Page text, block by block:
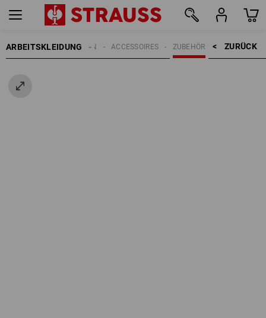
ARBEITSKLEIDUNG ZURÜCK    >
ZUBEHÖR
ACCESSOIRES
HERREN